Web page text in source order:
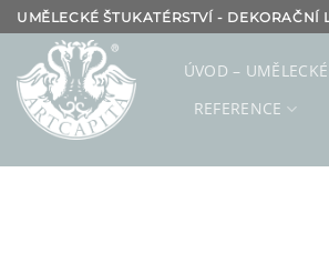
Přeskočit
na
obsah
UMĚLECKÉ ŠTUKATÉRSTVÍ - DEKORAČNÍ
ÚVOD –
REFERENCE